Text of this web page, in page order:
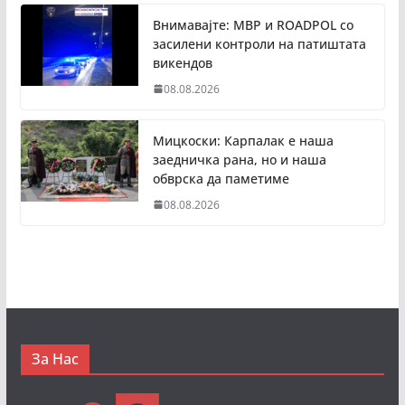
Внимавајте: МВР и ROADPOL со
засилени контроли на патиштата
викендов
08.08.2026
Мицкоски: Карпалак е наша
заедничка рана, но и наша
обврска да паметиме
08.08.2026
За Нас